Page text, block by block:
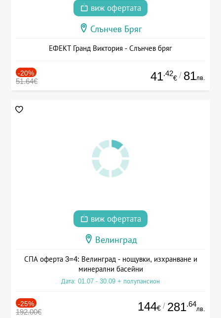
виж офертата
Слънчев Бряг
ЕФЕКТ Гранд Виктория - Слънчев бряг
-20%
51.64€ 41.42
€ / 81лв.
виж офертата
Велинград
СПА оферта 3=4: Велинград - нощувки, изхранване и
минерални басейни
Дата: 01.07 - 30.09 + полупансион
-25%
192.00€ 144€ / 281.64
лв.